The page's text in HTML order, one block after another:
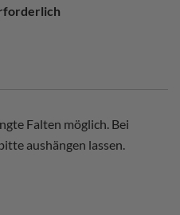
Falten möglich. Bei
aushängen lassen.